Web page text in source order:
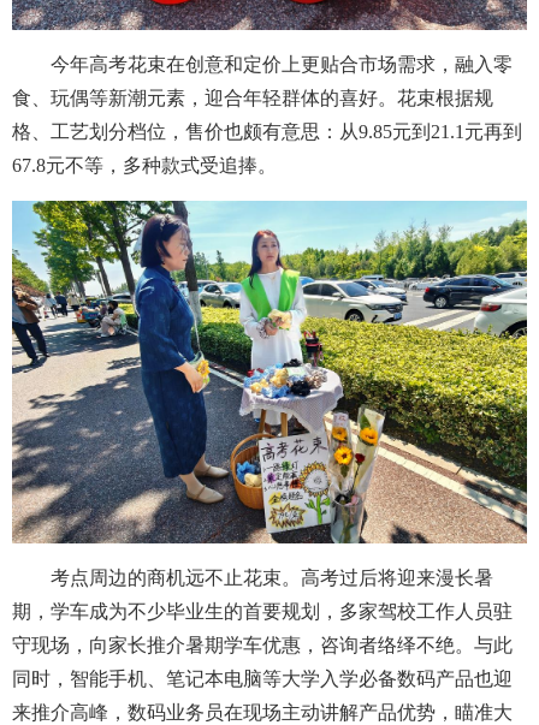
今年高考花束在创意和定价上更贴合市场需求，融入零
食、玩偶等新潮元素，迎合年轻群体的喜好。花束根据规
格、工艺划分档位，售价也颇有意思：从9.85元到21.1元再到
67.8元不等，多种款式受追捧。
考点周边的商机远不止花束。高考过后将迎来漫长暑
期，学车成为不少毕业生的首要规划，多家驾校工作人员驻
守现场，向家长推介暑期学车优惠，咨询者络绎不绝。与此
同时，智能手机、笔记本电脑等大学入学必备数码产品也迎
来推介高峰，数码业务员在现场主动讲解产品优势，瞄准大